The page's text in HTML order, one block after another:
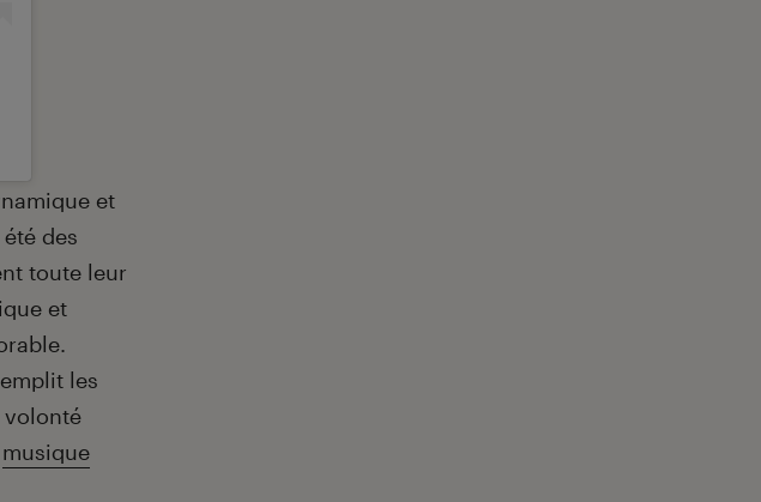
et
des
toute leur
et
les
volonté
musique